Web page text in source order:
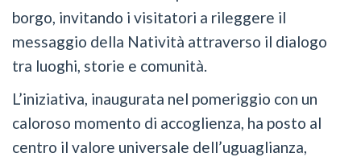
borgo, invitando i visitatori a rileggere il
messaggio della Natività attraverso il dialogo
tra luoghi, storie e comunità.
L’iniziativa, inaugurata nel pomeriggio con un
caloroso momento di accoglienza, ha posto al
centro il valore universale dell’uguaglianza,